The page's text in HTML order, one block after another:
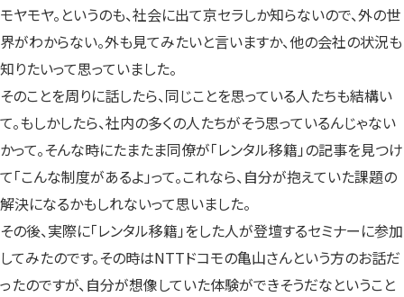
モヤモヤ。というのも、社会に出て京セラしか知らないので、外の世
界がわからない。外も見てみたいと言いますか、他の会社の状況も
知りたいって思っていました。
そのことを周りに話したら、同じことを思っている人たちも結構い
て。もしかしたら、社内の多くの人たちがそう思っているんじゃない
かって。そんな時にたまたま同僚が「レンタル移籍」の記事を見つけ
て「こんな制度があるよ」って。これなら、自分が抱えていた課題の
解決になるかもしれないって思いました。
その後、実際に「レンタル移籍」をした人が登壇するセミナーに参加
してみたのです。その時はNTTドコモの亀山さんという方のお話だ
ったのですが、自分が想像していた体験ができそうだなということ